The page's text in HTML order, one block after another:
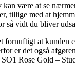
kan være at se
tillige med at
så vidt du bliver
fornuftigt at kunden
er det også
SO1 Rose Gold –